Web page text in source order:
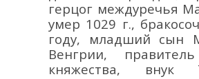
герцог междуречья
умер 1029 г.,
году, младший сын
Венгрии,
княжества, внук